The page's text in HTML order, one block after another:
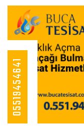
05519454641